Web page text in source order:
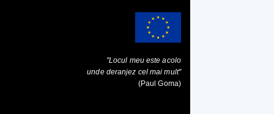
"Locul meu este acolo
unde deranjez cel mai mult"
(Paul Goma)